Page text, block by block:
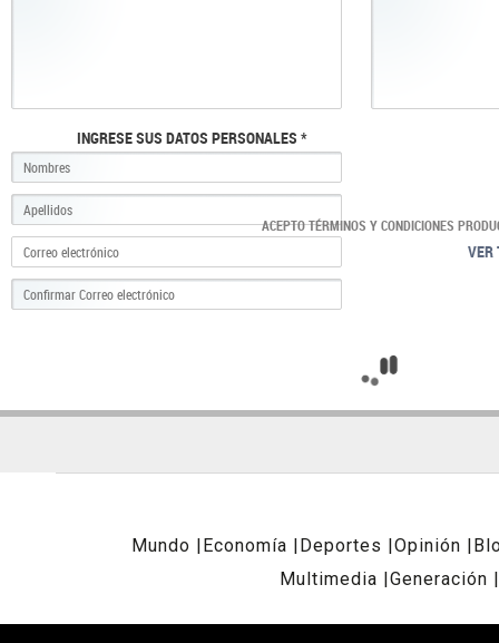
INGRESE SUS DATOS PERSONALES *
ACEPTO TÉRMINOS Y CONDICIONES
VER
Mundo Economía Deportes Opinión
Multimedia
Generación